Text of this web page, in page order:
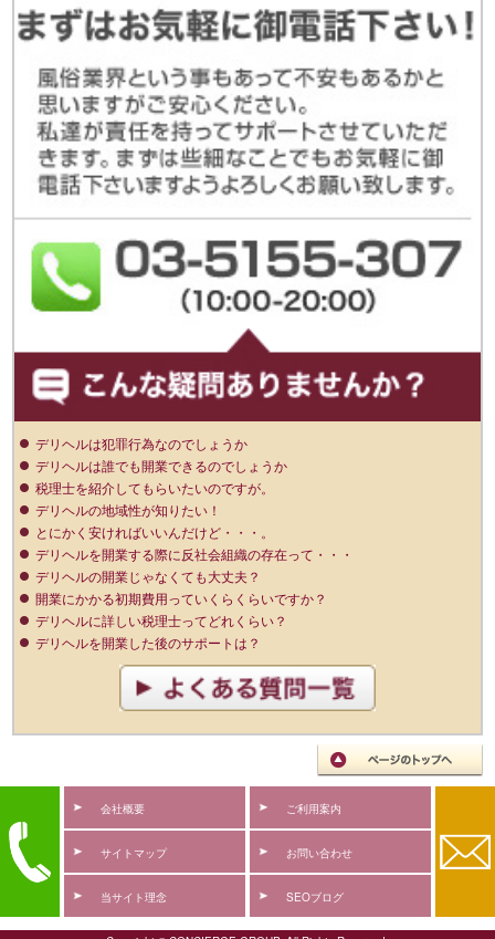
デリヘルは犯罪行為なのでしょうか
デリヘルは誰でも開業できるのでしょうか
税理士を紹介してもらいたいのですが。
デリヘルの地域性が知りたい！
とにかく安ければいいんだけど・・・。
デリヘルを開業する際に反社会組織の存在って・・・
デリヘルの開業じゃなくても大丈夫？
開業にかかる初期費用っていくらくらいですか？
デリヘルに詳しい税理士ってどれくらい？
デリヘルを開業した後のサポートは？
会社概要 ご利用案内
サイトマップ お問い合わせ
当サイト理念 SEOブログ